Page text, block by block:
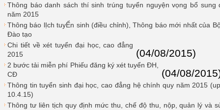
Thông báo danh sách thí sinh trúng tuyển nguyện vọng bổ sung
năm 2015
Thông báo lỊch tuyỂn sinh (điều chỉnh), Thông báo mới nhất của
Đào tạo
Chi tiết về xét tuyển đại học, cao đẳng
2015
(04/08/2015)
2 bước tải miễn phí Phiếu đăng ký xét tuyển ĐH,
CĐ
(04/08/
Thông tin tuyển sinh đại học, cao đẳng hệ chính quy năm 2015
10.4.15)
Thông tư liên tịch quy định mức thu, chế độ thu, nộp, quản lý và